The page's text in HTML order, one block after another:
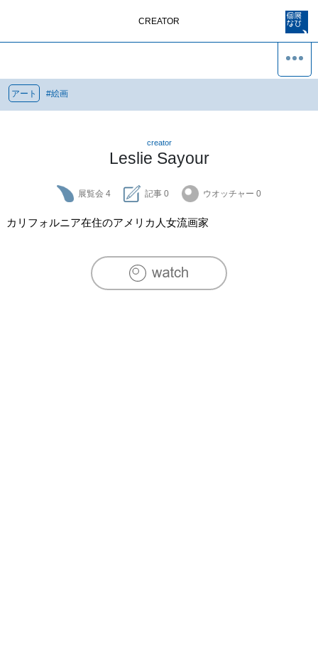
CREATOR
アート #絵画
creator
Leslie Sayour
展覧会 4 記事 0 ウオッチャー 0
カリフォルニア在住のアメリカ人女流画家